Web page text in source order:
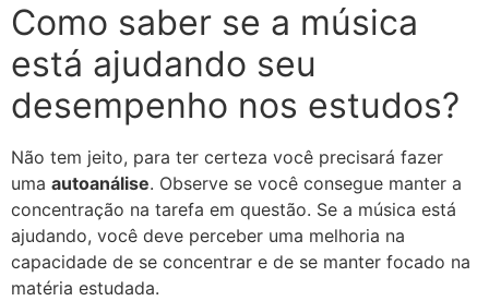
Como saber se a música
está ajudando seu
desempenho nos estudos?
Não tem jeito, para ter certeza você precisará fazer
uma autoanálise. Observe se você consegue manter a
concentração na tarefa em questão. Se a música está
ajudando, você deve perceber uma melhoria na
capacidade de se concentrar e de se manter focado na
matéria estudada.